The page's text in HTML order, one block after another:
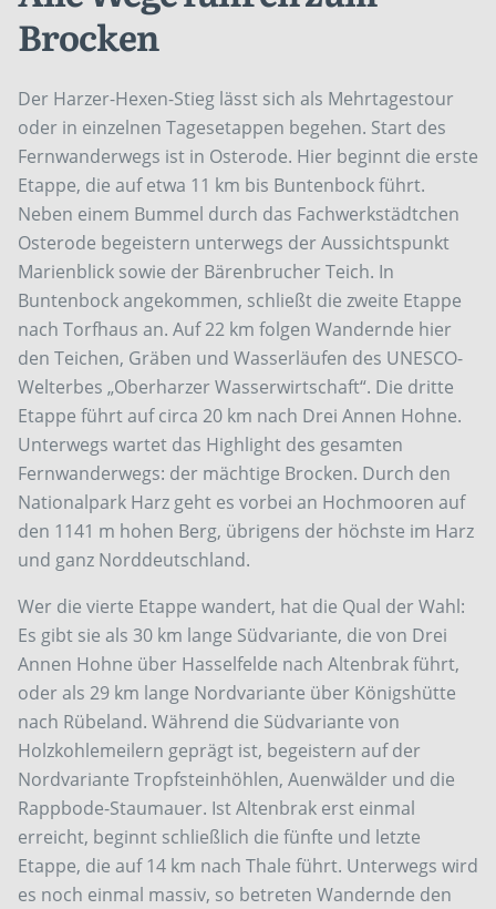
Brocken
Der Harzer-Hexen-Stieg lässt sich als Mehrtagestour
oder in einzelnen Tagesetappen begehen. Start des
Fernwanderwegs ist in Osterode. Hier beginnt die erste
Etappe, die auf etwa 11 km bis Buntenbock führt.
Neben einem Bummel durch das Fachwerkstädtchen
Osterode begeistern unterwegs der Aussichtspunkt
Marienblick sowie der Bärenbrucher Teich. In
Buntenbock angekommen, schließt die zweite Etappe
nach Torfhaus an. Auf 22 km folgen Wandernde hier
den Teichen, Gräben und Wasserläufen des UNESCO-
Welterbes „Oberharzer Wasserwirtschaft“. Die dritte
Etappe führt auf circa 20 km nach Drei Annen Hohne.
Unterwegs wartet das Highlight des gesamten
Fernwanderwegs: der mächtige Brocken. Durch den
Nationalpark Harz geht es vorbei an Hochmooren auf
den 1141 m hohen Berg, übrigens der höchste im Harz
und ganz Norddeutschland.
Wer die vierte Etappe wandert, hat die Qual der Wahl:
Es gibt sie als 30 km lange Südvariante, die von Drei
Annen Hohne über Hasselfelde nach Altenbrak führt,
oder als 29 km lange Nordvariante über Königshütte
nach Rübeland. Während die Südvariante von
Holzkohlemeilern geprägt ist, begeistern auf der
Nordvariante Tropfsteinhöhlen, Auenwälder und die
Rappbode-Staumauer. Ist Altenbrak erst einmal
erreicht, beginnt schließlich die fünfte und letzte
Etappe, die auf 14 km nach Thale führt. Unterwegs wird
es noch einmal massiv, so betreten Wandernde den